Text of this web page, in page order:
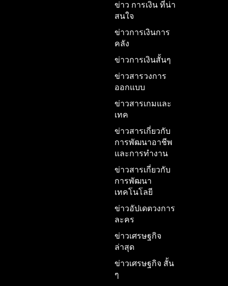
ข่าว การเงิน ที่น่า
สนใจ
ข่าวการเงินการ
คลัง
ข่าวการเงินสั้นๆ
ข่าวสารวงการ
ออกแบบ
ข่าวสารเกมและ
เทค
ข่าวสารเกี่ยวกับ
การพัฒนาอาชีพ
และการทำงาน
ข่าวสารเกี่ยวกับ
การพัฒนา
เทคโนโลยี
ข่าวอัปเดตวงการ
ละคร
ข่าวเศรษฐกิจ
ล่าสุด
ข่าวเศรษฐกิจ สั้น
ๆ